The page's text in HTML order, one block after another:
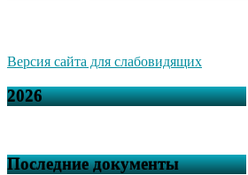
Версия сайта для слабовидящих
2026
Последние документы